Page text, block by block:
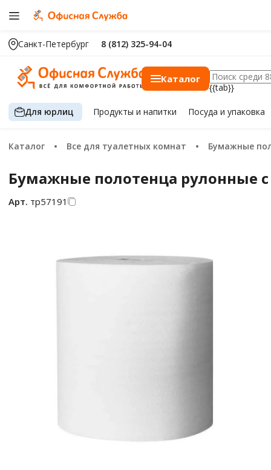
Санкт-Петербург 8 (812) 325-94-04
Каталог
{{tab}}
Для юрлиц Продуктыи напитки Посуда и упаковка
Каталог Все для туалетных комнат Бумажные
Бумажные полотенца рулонные
Арт. тр57191